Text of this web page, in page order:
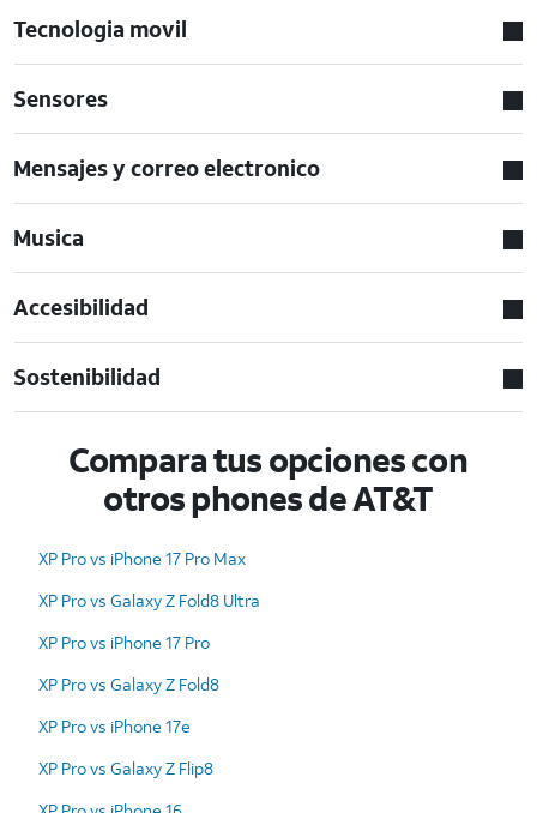
Tecnologia movil
Sensores
Mensajes y correo electronico
Musica
Accesibilidad
Sostenibilidad
Compara tus opciones con
otros phones de AT&T
XP Pro vs iPhone 17 Pro Max
XP Pro vs Galaxy Z Fold8 Ultra
XP Pro vs iPhone 17 Pro
XP Pro vs Galaxy Z Fold8
XP Pro vs iPhone 17e
XP Pro vs Galaxy Z Flip8